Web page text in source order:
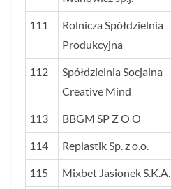
111
Rolnicza Spółdzielnia
Produkcyjna
112
Spółdzielnia Socjalna
Creative Mind
113 BBGM SP Z O O
114 Replastik Sp. z o.o.
115 Mixbet Jasionek S.K.A.